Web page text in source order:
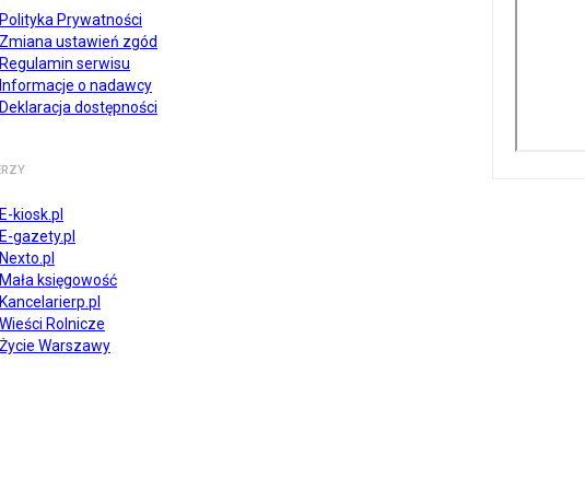
Polityka Prywatności
Zmiana ustawień zgód
Regulamin serwisu
Informacje o nadawcy
Deklaracja dostępności
E-kiosk.pl
E-gazety.pl
Nexto.pl
Mała księgowość
Kancelarierp.pl
Wieści Rolnicze
Życie Warszawy